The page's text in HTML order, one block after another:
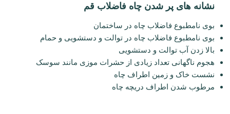
نشانه های پر شدن چاه فاضلاب قم
بوی نامطبوع فاضلاب چاه در ساختمان
بوی نامطبوع فاضلاب چاه در توالت و دستشویی و حمام
بالا زدن آب توالت و دستشویی
هجوم ناگهانی تعداد زیادی از حشرات موزی مانند سوسک
نشست خاک و زمین اطراف چاه
مرطوب شدن اطراف دریچه چاه